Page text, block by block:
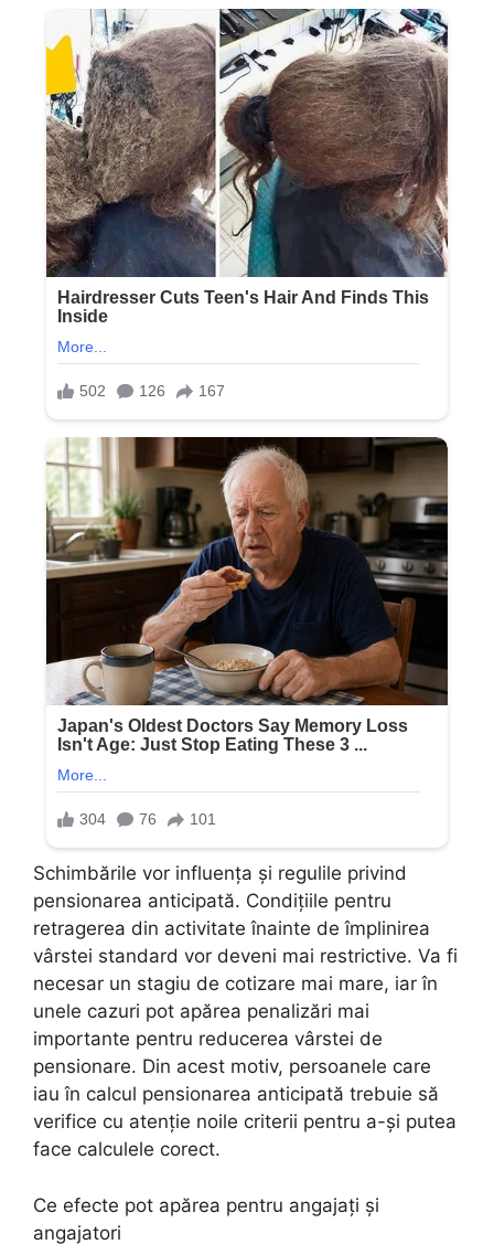
Schimbările vor influența și regulile privind
pensionarea anticipată. Condițiile pentru
retragerea din activitate înainte de împlinirea
vârstei standard vor deveni mai restrictive. Va fi
necesar un stagiu de cotizare mai mare, iar în
unele cazuri pot apărea penalizări mai
importante pentru reducerea vârstei de
pensionare. Din acest motiv, persoanele care
iau în calcul pensionarea anticipată trebuie să
verifice cu atenție noile criterii pentru a-și putea
face calculele corect.
Ce efecte pot apărea pentru angajați și
angajatori